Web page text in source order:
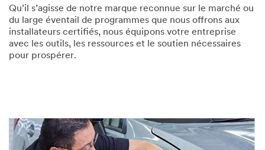
Qu’il s’agisse de notre marque reconnue sur le marché ou
du large éventail de programmes que nous offrons aux
installateurs certifiés, nous équipons votre entreprise
avec les outils, les ressources et le soutien nécessaires
pour prospérer.